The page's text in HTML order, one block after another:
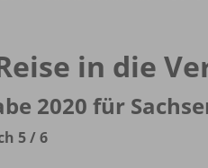
in die
2020 für
5 /6